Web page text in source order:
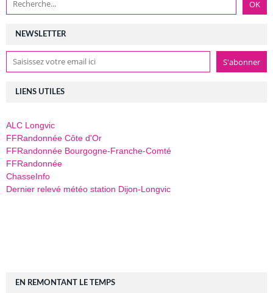
NEWSLETTER
LIENS UTILES
ALC Longvic
FFRandonnée Côte d'Or
FFRandonnée Bourgogne-Franche-Comté
FFRandonnée
ChasseInfo
Dernier relevé météo station Dijon-Longvic
EN REMONTANT LE TEMPS